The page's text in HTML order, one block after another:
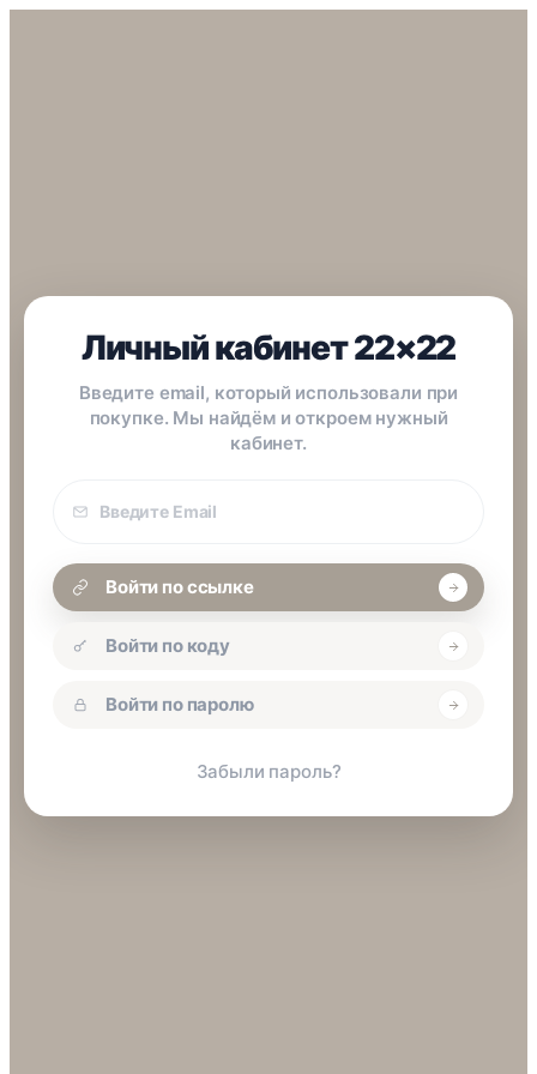
Личный кабинет 22×22
Введите email, который использовали при
покупке. Мы найдём и откроем нужный
кабинет.
покупки
Войти по ссылке
Войти по коду
Войти по паролю
Забыли пароль?